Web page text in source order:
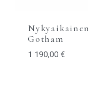
Gotham
1 190,00 €